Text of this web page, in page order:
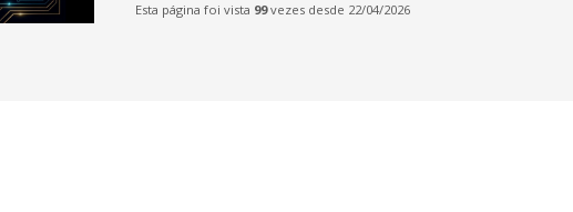
Esta página foi vista 99vezes desde 22/04/2026